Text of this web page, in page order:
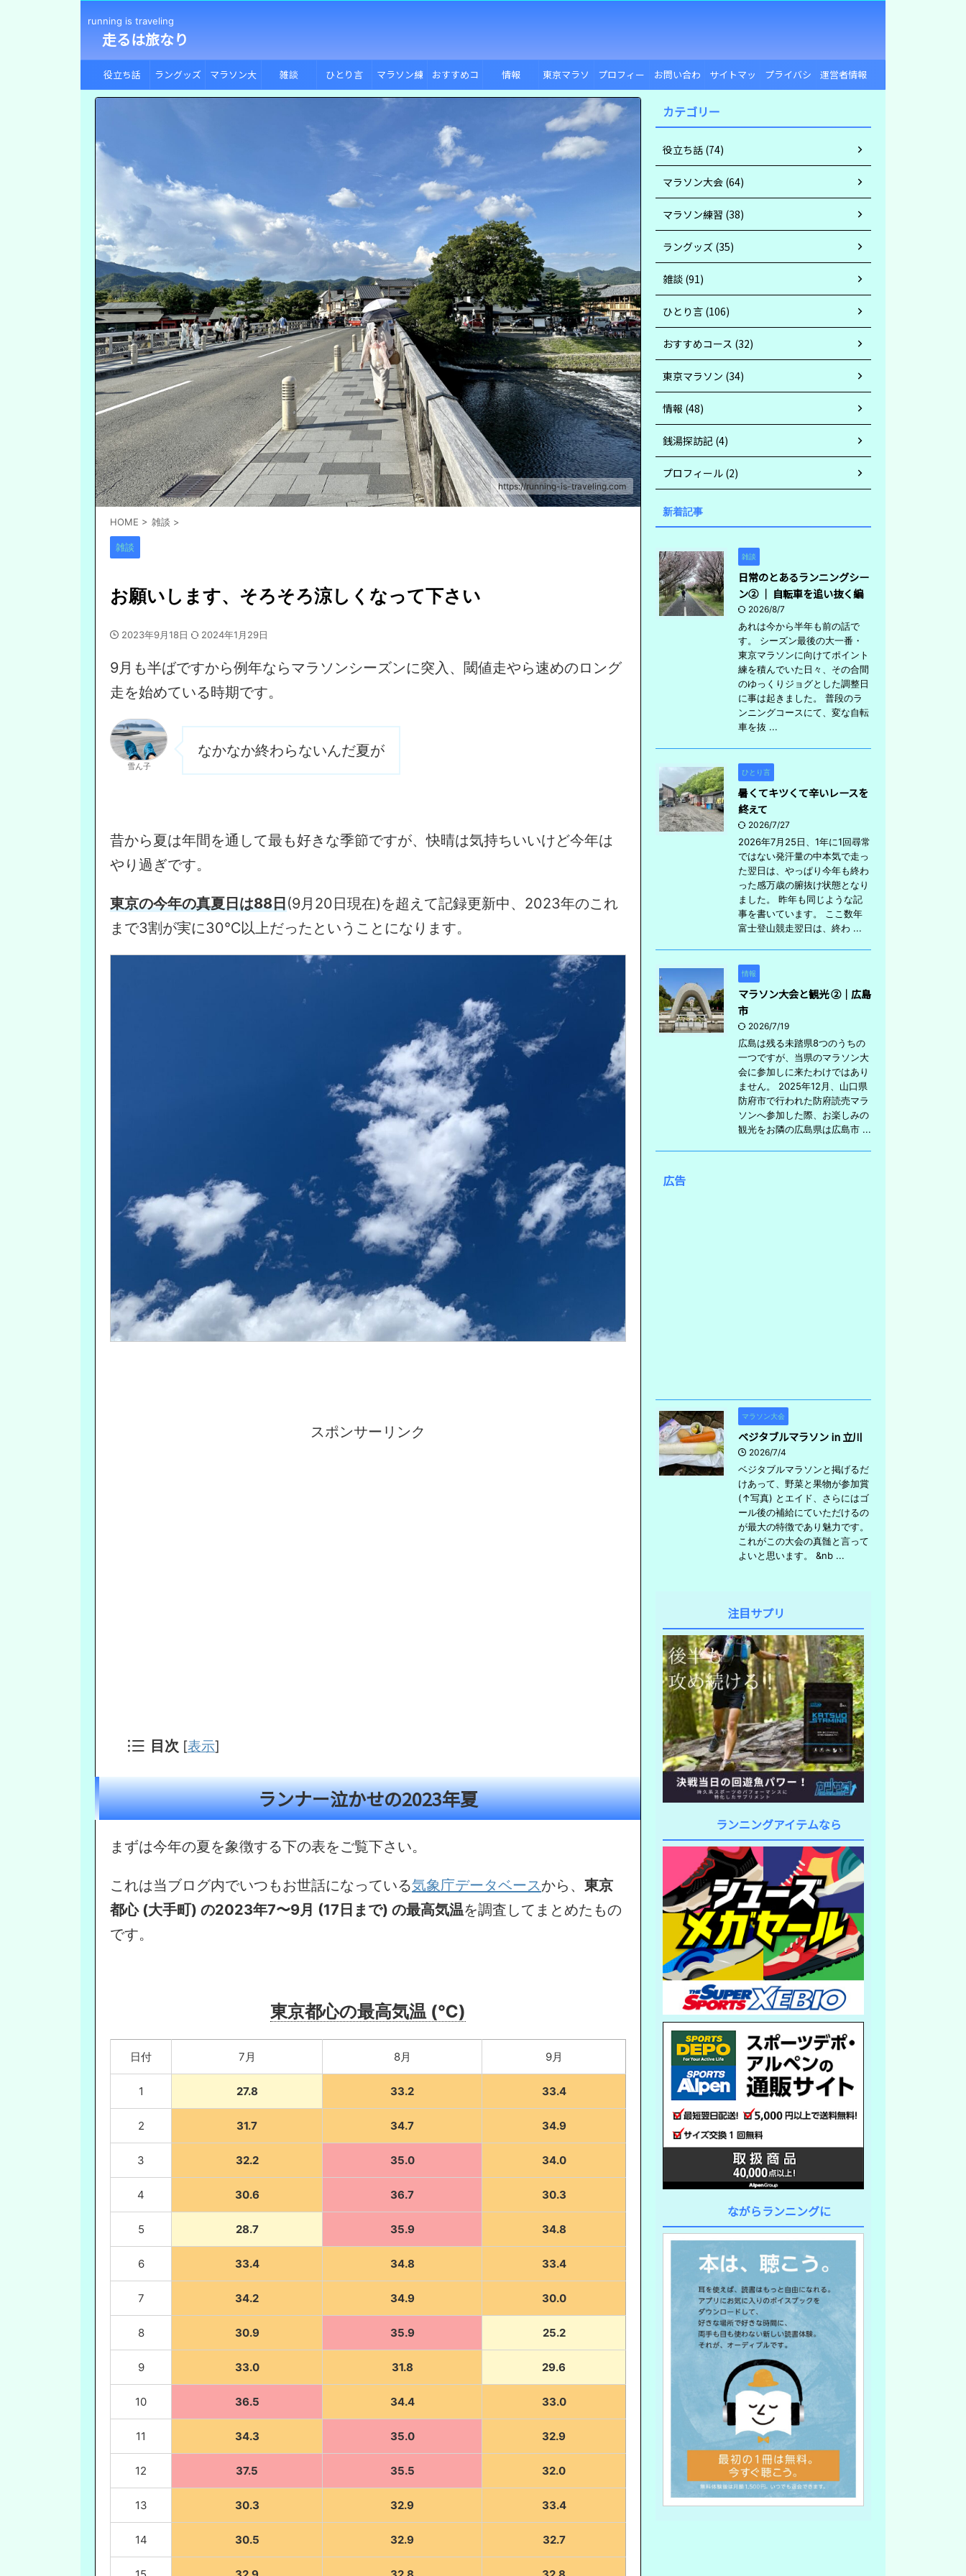
running is traveling
走るは旅なり
役立ち話 ラングッズ マラソン大 雑談 ひとり言 マラソン練 おすすめコ 情報 東京マラソ プロフィー
ル
お問い合わ サイトマッ プライバシ 運営者情報
https://running-is-traveling.com
HOME > 雑談 >
雑談
お願いします、そろそろ涼しくなって下さい
2023年9月18日 2024年1月29日
9月も半ばですから例年ならマラソンシーズンに突入、閾値走やら速めのロング
走を始めている時期です。
雪ん子
なかなか終わらないんだ夏が
昔から夏は年間を通して最も好きな季節ですが、快晴は気持ちいいけど今年は
やり過ぎです。
東京の今年の真夏日は88日(9月20日現在)を超えて記録更新中、2023年のこれ
まで3割が実に30℃以上だったということになります。
スポンサーリンク
目次 [表示]
ランナー泣かせの2023年夏
まずは今年の夏を象徴する下の表をご覧下さい。
これは当ブログ内でいつもお世話になっている気象庁データベースから、 東京
都心 (大手町) の2023年7〜9月 (17日まで) の最高気温を調査してまとめたもの
です。
東京都心の最高気温 (℃)
日付 7月 8月 9月
1 27.8 33.2 33.4
2 31.7 34.7 34.9
3 32.2 35.0 34.0
4 30.6 36.7 30.3
5 28.7 35.9 34.8
6 33.4 34.8 33.4
7 34.2 34.9 30.0
8 30.9 35.9 25.2
9 33.0 31.8 29.6
10 36.5 34.4 33.0
11 34.3 35.0 32.9
12 37.5 35.5 32.0
13 30.3 32.9 33.4
14 30.5 32.9 32.7
カテゴリー
役立ち話 (74)
マラソン大会 (64)
マラソン練習 (38)
ラングッズ (35)
雑談 (91)
ひとり言 (106)
おすすめコース (32)
東京マラソン (34)
情報 (48)
銭湯探訪記 (4)
プロフィール (2)
新着記事
雑談
日常のとあるランニングシー
ン② ｜ 自転車を追い抜く編
2026/8/7
あれは今から半年も前の話で
す。 シーズン最後の大一番・
東京マラソンに向けてポイント
練を積んでいた日々、その合間
のゆっくりジョグとした調整日
に事は起きました。 普段のラ
ンニングコースにて、変な自転
車を抜 ...
ひとり言
暑くてキツくて辛いレースを
終えて
2026/7/27
2026年7月25日、1年に1回尋常
ではない発汗量の中本気で走っ
た翌日は、やっぱり今年も終わ
った感万歳の腑抜け状態となり
ました。 昨年も同じような記
事を書いています。 ここ数年
富士登山競走翌日は、終わ ...
情報
マラソン大会と観光 ②｜広島
市
2026/7/19
広島は残る未踏県8つのうちの
一つですが、当県のマラソン大
会に参加しに来たわけではあり
ません。 2025年12月、山口県
防府市で行われた防府読売マラ
ソンへ参加した際、お楽しみの
観光をお隣の広島県は広島市 ...
広告
マラソン大会
ベジタブルマラソン in 立川
2026/7/4
ベジタブルマラソンと掲げるだ
けあって、野菜と果物が参加賞
(↑写真) とエイド、さらにはゴ
ール後の補給にていただけるの
が最大の特徴であり魅力です。
これがこの大会の真髄と言って
よいと思います。 &nb ...
注目サプリ
ランニングアイテムなら
ながらランニングに